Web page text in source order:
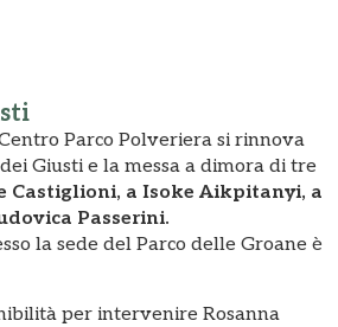
Parco Polveriera si rinnova
Giusti e la messa a dimora di tre
Castiglioni, a Isoke Aikpitanyi, a
Passerini.
la sede del Parco delle Groane è
per intervenire Rosanna